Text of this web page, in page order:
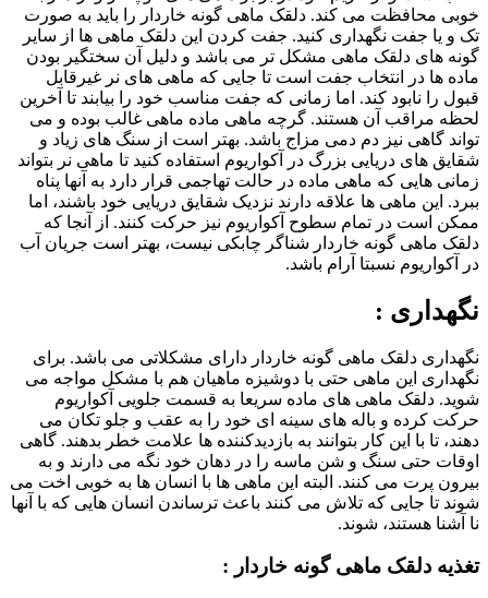
خوبی محافظت می کند. دلقک ماهی گونه خاردار را باید به صورت
تک و یا جفت نگهداری کنید. جفت کردن این دلقک ماهی ها از سایر
گونه های دلقک ماهی مشکل تر می باشد و دلیل آن سختگیر بودن
ماده ها در انتخاب جفت است تا جایی که ماهی های نر غیرقابل
قبول را نابود کند. اما زمانی که جفت مناسب خود را بیابند تا آخرین
لحظه مراقب آن هستند. گرچه ماهی ماده ماهی غالب بوده و می
تواند گاهی نیز دم دمی مزاج باشد. بهتر است از سنگ های زیاد و
شقایق های دریایی بزرگ در آکواریوم استفاده کنید تا ماهی نر بتواند
زمانی هایی که ماهی ماده در حالت تهاجمی قرار دارد به آنها پناه
ببرد. این ماهی ها علاقه دارند نزدیک شقایق دریایی خود باشند، اما
ممکن است در تمام سطوح آکواریوم نیز حرکت کنند. از آنجا که
دلقک ماهی گونه خاردار شناگر چابکی نیست، بهتر است جریان آب
در آکواریوم نسبتا آرام باشد.
نگهداری :
نگهداری دلقک ماهی گونه خاردار دارای مشکلاتی می باشد. برای
نگهداری این ماهی حتی با دوشیزه ماهیان هم با مشکل مواجه می
شوید. دلقک ماهی های ماده سریعا به قسمت جلویی آکواریوم
حرکت کرده و باله های سینه ای خود را به عقب و جلو تکان می
دهند، تا با این کار بتوانند به بازدیدکننده ها علامت خطر بدهند. گاهی
اوقات حتی سنگ و شن ماسه را در دهان خود نگه می دارند و به
بیرون پرت می کنند. البته این ماهی ها با انسان ها به خوبی اخت می
شوند تا جایی که تلاش می کنند باعث ترساندن انسان هایی که با آنها
نا آشنا هستند، شوند.
تغذیه دلقک ماهی گونه خاردار :